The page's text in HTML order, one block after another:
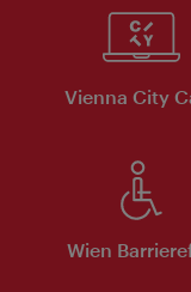
Vienna City
Wien